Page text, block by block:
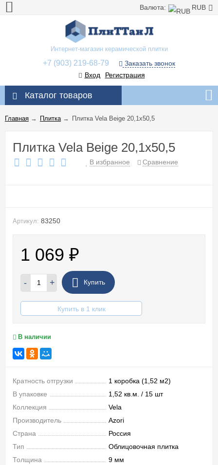
Валюта: RUB
Интернет-магазин керамической плитки
+7 (903) 219-68-79
Заказать звонок
Вход
Регистрация
Каталог товаров
Главная → Плитка→ Плитка Vela Beige 20,1x50,5
Плитка Vela Beige 20,1x50,5
В избранное Сравнение
Артикул: 83250
1 069 ₽
- + Купить
Купить в 1 клик
В наличии
Кратность отгрузки
1 коробка (1,52 м2)
В упаковке
1,52 кв.м. / 15 шт
Коллекция
Vela
Производитель
Azori
Страна
Россия
Тип
Облицовочная плитка
Толщина
9 мм